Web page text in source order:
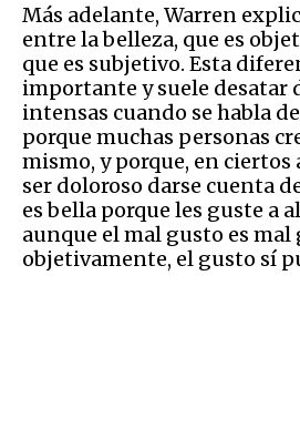
Más adelante, Warren
entre la belleza, que es
que es subjetivo. Esta
importante y suele desatar
intensas cuando se habla
porque muchas personas
mismo, y porque, en ciertos
ser doloroso darse cuenta
es bella porque les guste a
aunque el mal gusto es mal
objetivamente, el gusto sí